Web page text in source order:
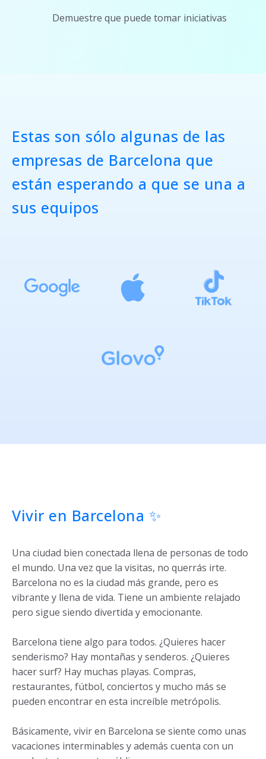
Demuestre que puede tomar iniciativas
Estas son sólo algunas de las
empresas de Barcelona que
están esperando a que se una a
sus equipos
Vivir en Barcelona ✨
Una ciudad bien conectada llena de personas de todo
el mundo. Una vez que la visitas, no querrás irte.
Barcelona no es la ciudad más grande, pero es
vibrante y llena de vida. Tiene un ambiente relajado
pero sigue siendo divertida y emocionante.
Barcelona tiene algo para todos. ¿Quieres hacer
senderismo? Hay montañas y senderos. ¿Quieres
hacer surf? Hay muchas playas. Compras,
restaurantes, fútbol, conciertos y mucho más se
pueden encontrar en esta increíble metrópolis.
Básicamente, vivir en Barcelona se siente como unas
vacaciones interminables y además cuenta con un